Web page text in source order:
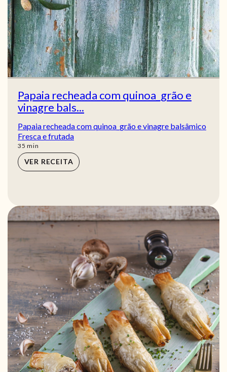
Papaia recheada com quinoa_grão e
vinagre bals...
Papaia recheada com quinoa_grão e vinagre balsâmico
Fresca e frutada
35 min
min
VER RECEITA